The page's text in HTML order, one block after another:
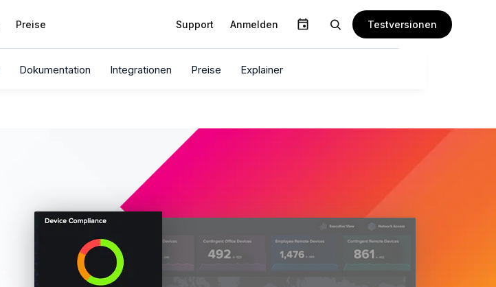
Preise Support Anmelden Testversionen
Dokumentation Integrationen Preise Explainer